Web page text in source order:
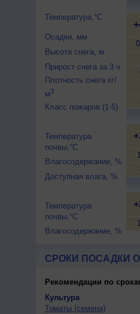
Температура,°C
Осадки, мм
Высота снега, м
Прирост снега за 3 ч.
Плотность снега кг/
м3
Класс пожаров (1-5)
Температура
почвы,°C
Влагосодержание, %
Доступная влага, %
Температура
почвы,°C
Влагосодержание, %
СРОКИ ПОСАДКИ
Рекомендации по
Культура
Томаты (семена)